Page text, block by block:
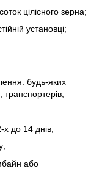
цілісного зерна;
установці;
будь-яких
транспортерів,
х до 14 днів;
або